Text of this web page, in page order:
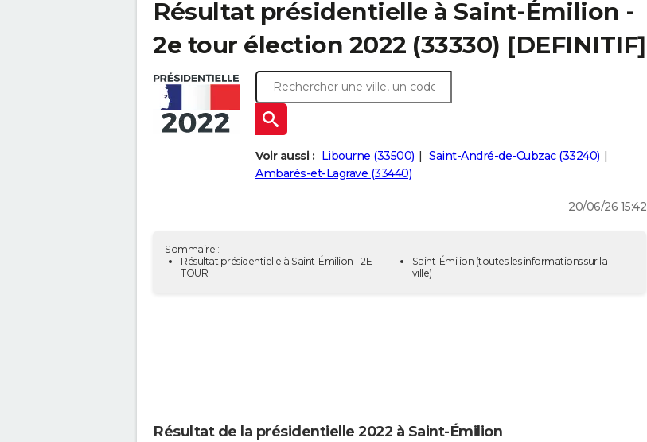
Résultat présidentielle à Saint-Émilion -
2e tour élection 2022 (33330) [DEFINITIF]
Voir aussi : Libourne (33500)
Saint-André-de-Cubzac (33240)
Ambarès-et-Lagrave (33440)
20/06/26 15:42
Sommaire :
Résultat présidentielle à Saint-Émilion - 2E
TOUR
Saint-Émilion (toutes les informations sur la
ville)
Résultat de la présidentielle 2022 à Saint-Émilion